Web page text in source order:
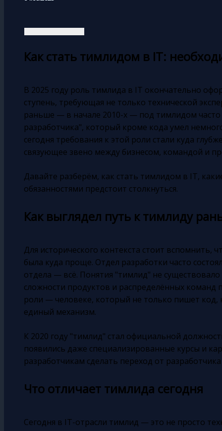
Как стать тимлидом в IT:
В 2025 году роль тимлида в IT окончательно
ступень, требующая не только технической
раньше — в начале 2010-х — под тимлидом
разработчика", который кроме кода умел
сегодня требования к этой роли стали куда
связующее звено между бизнесом, командой и
Давайте разберём, как стать тимлидом в IT,
обязанностями предстоит столкнуться.
Как выглядел путь к тимлиду
Для исторического контекста стоит вспомнить,
была куда проще. Отдел разработки часто
отдела — всё. Понятия "тимлид" не
сложности продуктов и распределённых
роли — человеке, который не только пишет код,
единый механизм.
К 2020 году "тимлид" стал официальной
появились даже специализированные курсы и
разработчикам сделать переход от
Что отличает тимлида сегодня
Сегодня в IT-отрасли тимлид — это не просто